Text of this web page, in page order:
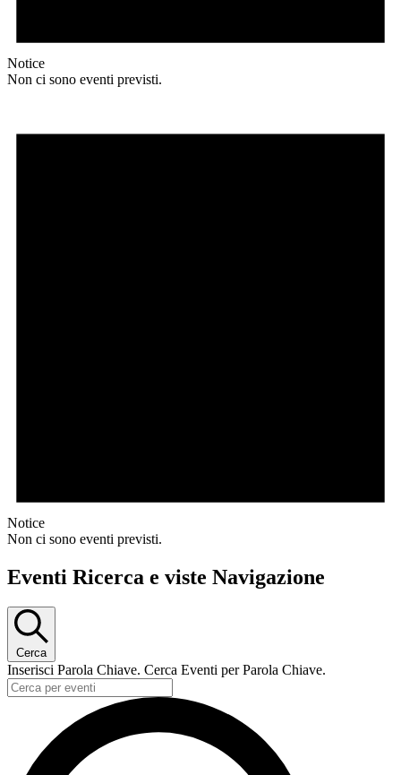
Notice
Non ci sono eventi previsti.
Notice
Non ci sono eventi previsti.
Eventi Ricerca e viste Navigazione
Cerca
Inserisci Parola Chiave. Cerca Eventi per Parola Chiave.